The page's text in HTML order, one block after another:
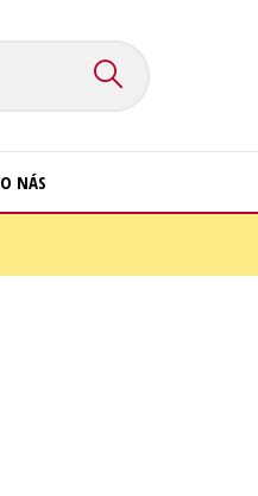
O NÁS